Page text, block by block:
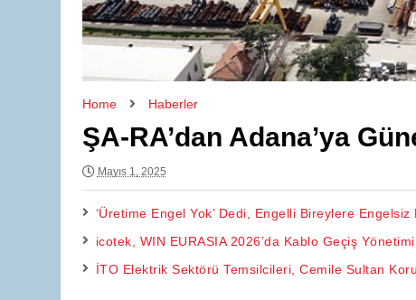
Home Haberler
ŞA-RA’dan Adana’ya
Mayıs 1, 2025
‘Üretime Engel Yok’ Dedi, Engelli Bireylere
icotek, WIN EURASIA 2026’da Kablo Geçiş
İTO Elektrik Sektörü Temsilcileri, Cemile Sultan